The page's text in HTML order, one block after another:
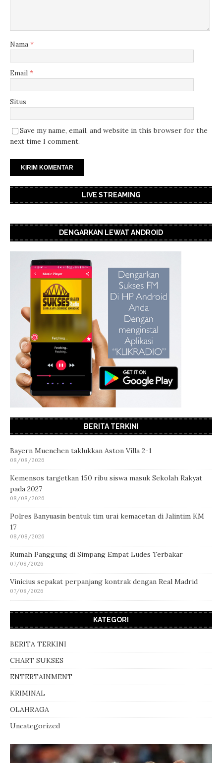
Nama *
Email *
Situs
Save my name, email, and website in this browser for the
next time I comment.
LIVE STREAMING
DENGARKAN LEWAT ANDROID
BERITA TERKINI
Bayern Muenchen taklukkan Aston Villa 2-1
08/08/2026
Kemensos targetkan 150 ribu siswa masuk Sekolah Rakyat
pada 2027
08/08/2026
Polres Banyuasin bentuk tim urai kemacetan di Jalintim KM
17
08/08/2026
Rumah Panggung di Simpang Empat Ludes Terbakar
07/08/2026
Vinicius sepakat perpanjang kontrak dengan Real Madrid
07/08/2026
KATEGORI
BERITA TERKINI
CHART SUKSES
ENTERTAINMENT
KRIMINAL
OLAHRAGA
Uncategorized